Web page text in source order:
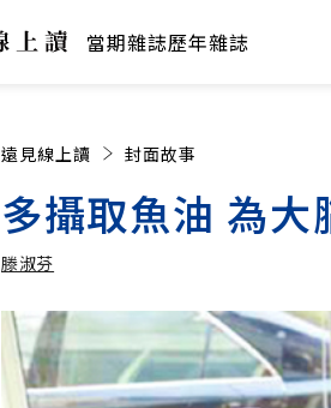
當期雜誌歷年雜誌
遠見線上讀 封面故事
多攝取魚油 為大
滕淑芬
滕淑芬 加入追蹤